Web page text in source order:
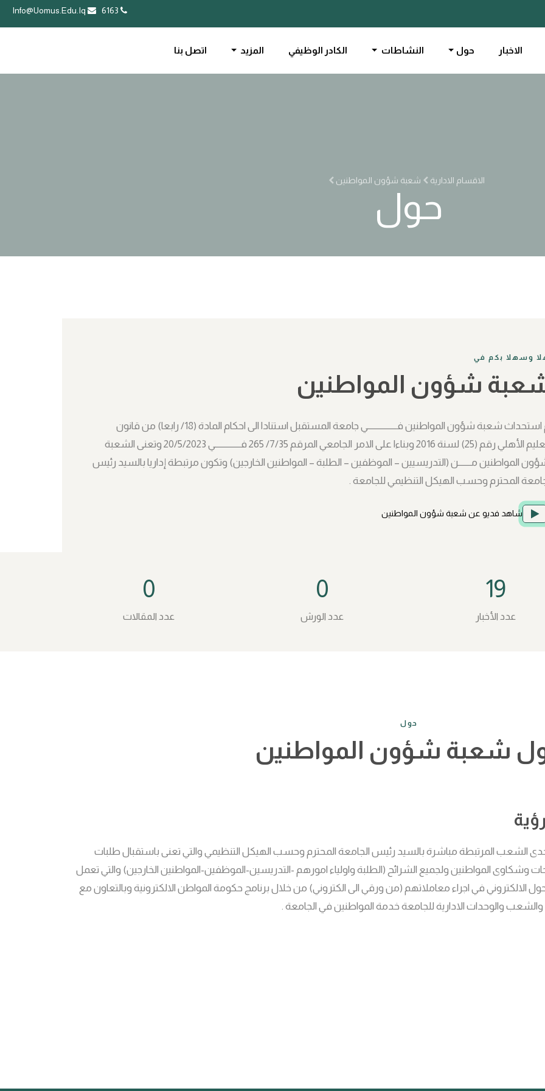
Info@Uomus.Edu.Iq
الاخبار حول النشاطات الكادر الوظيفي المزيد اتصل بنا
الاقسام الادارية شعبة شؤون المواطنين
حول
وسهلا بكم في
شؤون المواطنين
تم استحداث شعبة شؤون المواطنين فــــــــــــــــي جامعة المستقبل استنادا الى احكام المادة (18/ رابعا) من قانون
التعليم الأهلي رقم (25) لسنة 2016 وبناءا على الامر الجامعي المرقم 7/35/ 265 فــــــــــــــي 20/5/2023 وتعنى الشعبة
المواطنين مـــــــن (التدريسيين – الموظفين – الطلبة – المواطنين الخارجين) وتكون مرتبطة إداريا بالسيد رئيس
المحترم وحسب الهيكل التنظيمي للجامعة .
شاهد فديو عن شعبة شؤون المواطنين
19
عدد الأخبار
0
عدد الورش
0
عدد المقالات
حول
شعبة شؤون المواطنين
الشعب المرتبطة مباشرة بالسيد رئيس الجامعة المحترم وحسب الهيكل التنظيمي والتي تعنى باستقبال طلبات
وشكاوى المواطنين ولجميع الشرائح (الطلبة واولياء امورهم -التدريسين-الموظفين-المواطنين الخارجين) والتي تعمل
الالكتروني في اجراء معاملاتهم (من ورقي الى الكتروني) من خلال برنامج حكومة المواطن الالكترونية وبالتعاون مع
والشعب والوحدات الادارية للجامعة خدمة المواطنين في الجامعة .